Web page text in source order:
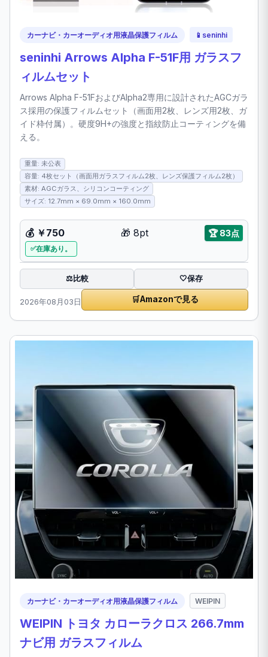
カーナビ・カーオーディオ用液晶保護フィルム 📱 seninhi
seninhi Arrows Alpha F-51F用 ガラスフ
ィルムセット
Arrows Alpha F-51FおよびAlpha2専用に設計されたAGCガラ
ス採用の保護フィルムセット（画面用2枚、レンズ用2枚、ガ
イド枠付属）。硬度9H+の強度と指紋防止コーティングを備
える。
重量: 未公表
容量: 4枚セット（画面用ガラスフィルム2枚、レンズ保護フィルム2枚）
素材: AGCガラス、シリコンコーティング
サイズ: 12.7mm × 69.0mm × 160.0mm
💰 ￥750 🎁 8pt 🏆83点
在庫あり。
⚖️比較 🤍保存
2026年08月03日 🛒Amazonで見る
カーナビ・カーオーディオ用液晶保護フィルム WEIPIN
WEIPIN トヨタ カローラクロス 266.7mm
ナビ用 ガラスフィルム